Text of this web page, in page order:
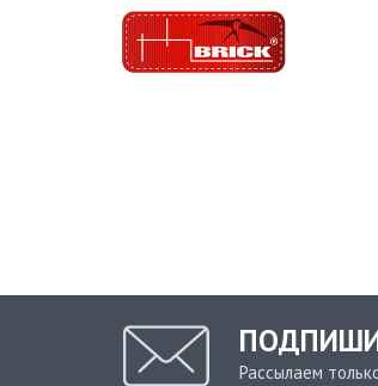
Рассылаем